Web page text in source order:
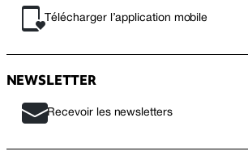
Télécharger l’application mobile
NEWSLETTER
Recevoir les newsletters